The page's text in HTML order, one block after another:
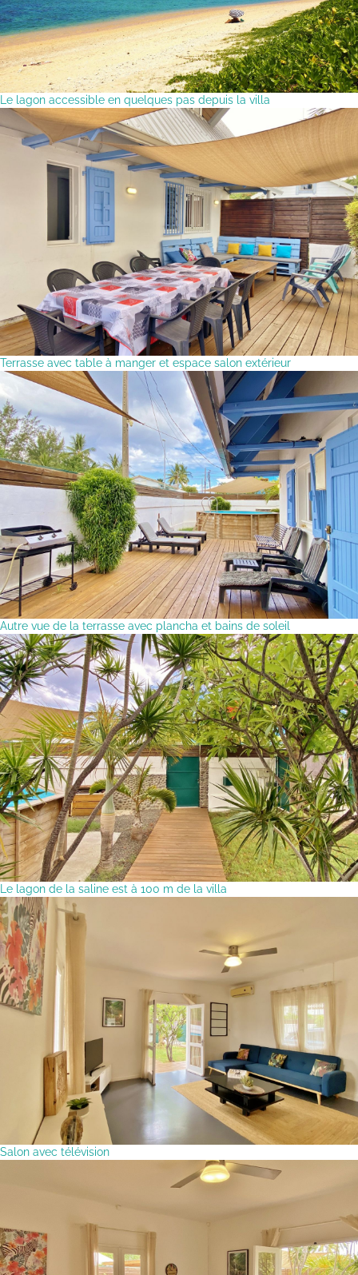
Le lagon accessible en quelques pas depuis la villa
Terrasse avec table à manger et espace salon extérieur
Autre vue de la terrasse avec plancha et bains de soleil
Le lagon de la saline est à 100 m de la villa
Salon avec télévision